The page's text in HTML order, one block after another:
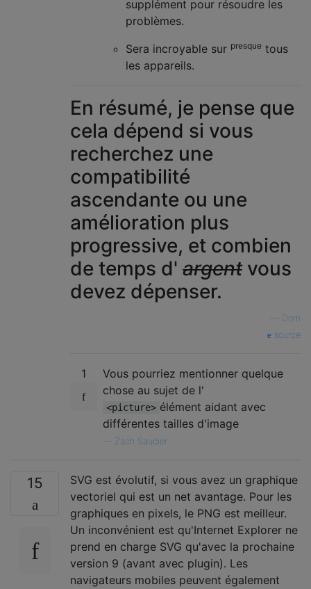
supplément pour résoudre les
problèmes.
Sera incroyable sur presque tous
les appareils.
En résumé, je pense que
cela dépend si vous
recherchez une
compatibilité
ascendante ou une
amélioration plus
progressive, et combien
de temps d' argentvous
devez dépenser.
Dom
source
1
Vous pourriez mentionner quelque
chose au sujet de l'
<picture> élément aidant avec
différentes tailles d'image
Zach Saucier
15
SVG est évolutif, si vous avez un graphique
vectoriel qui est un net avantage. Pour les
graphiques en pixels, le PNG est meilleur.
Un inconvénient est qu'Internet Explorer ne
prend en charge SVG qu'avec la prochaine
version 9 (avant avec plugin). Les
navigateurs mobiles peuvent également